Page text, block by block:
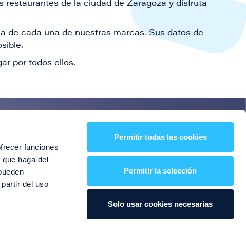
funciones
haga del
del uso
Permitir todas las cookies
Permitir la selección
Solo usar cookies necesarias
restaurantes de la ciudad de Zaragoza y disfruta
de cada una de nuestras marcas. Sus datos de
por todos ellos.
y mucho más